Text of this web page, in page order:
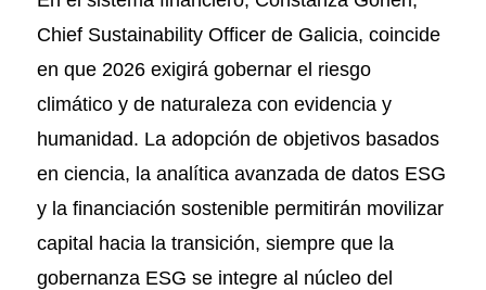
Chief Sustainability Officer de Galicia, coincide
en que 2026 exigirá gobernar el riesgo
climático y de naturaleza con evidencia y
humanidad. La adopción de objetivos basados
en ciencia, la analítica avanzada de datos ESG
y la financiación sostenible permitirán movilizar
capital hacia la transición, siempre que la
gobernanza ESG se integre al núcleo del